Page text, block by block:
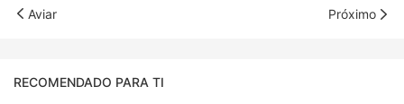
Aviar Próximo
RECOMENDADO PARA TI